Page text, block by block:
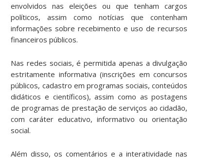
envolvidos nas eleições ou que tenham cargos
políticos, assim como notícias que contenham
informações sobre recebimento e uso de recursos
financeiros públicos.
Nas redes sociais, é permitida apenas a divulgação
estritamente informativa (inscrições em concursos
públicos, cadastro em programas sociais, conteúdos
didáticos e científicos), assim como as postagens
de programas de prestação de serviços ao cidadão,
com caráter educativo, informativo ou orientação
social.
Além disso, os comentários e a interatividade nas